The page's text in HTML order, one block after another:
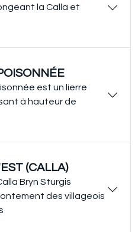
la Calla et
est un lierre
à hauteur de
(CALLA)
Bryn Sturgis
des villageois